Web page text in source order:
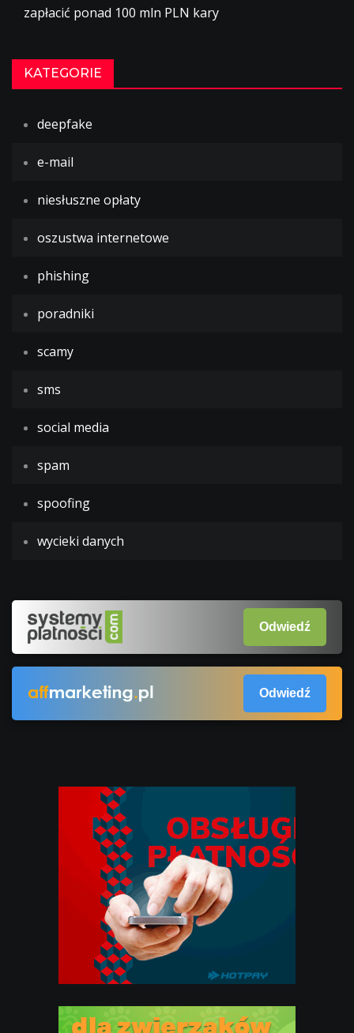
zapłacić ponad 100 mln PLN kary
KATEGORIE
deepfake
e-mail
niesłuszne opłaty
oszustwa internetowe
phishing
poradniki
scamy
sms
social media
spam
spoofing
wycieki danych
Odwiedź
Odwiedź